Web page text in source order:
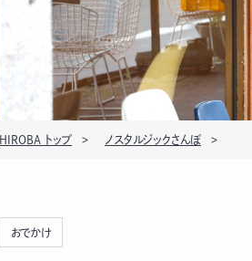
HIROBA トップ ノスタルジックさんぽ
おでかけ